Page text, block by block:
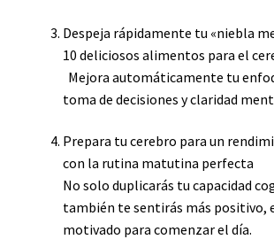
Despeja rápidamente tu «niebla
10 deliciosos alimentos para el
Mejora automáticamente tu
toma de decisiones y claridad
Prepara tu cerebro para un
con la rutina matutina perfecta
No solo duplicarás tu capacidad
también te sentirás más positivo,
motivado para comenzar el día.